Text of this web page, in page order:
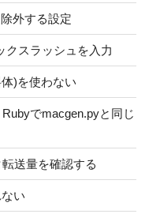
外する設定
クスラッシュを入力
)を使わない
でmacgen.pyと同じ
送量を確認する
い